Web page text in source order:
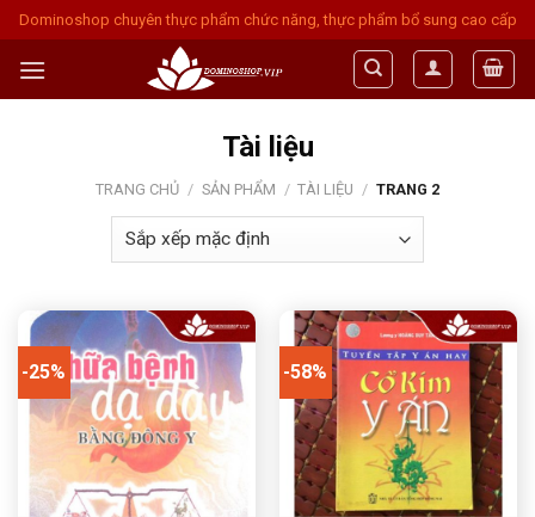
Skip
to
content
Dominoshop chuyên thực phẩm chức năng, thực phẩm bổ sung cao cấp
Tài liệu
TRANG CHỦ / SẢN PHẨM / TÀI LIỆU / TRANG 2
-25% -58%